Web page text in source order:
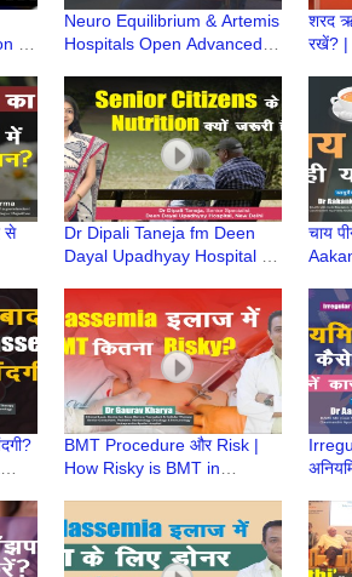
&
Neuro Equilibrium & Artemis
Hospitals Open Advanced
Disorders Diagnosis
शरद
रखें? |
से
Dr Dipali Taneja fm Deen
Dayal Upadhyay Hospital on
चाय
BMT Procedure और Risk |
How Risky is BMT in
| Dr Gaurav Kharya
|Episode 8